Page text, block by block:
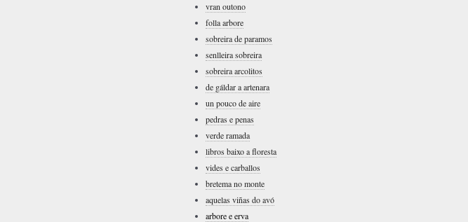
vran outono
folla arbore
sobreira de paramos
senlleira sobreira
sobreira arcolitos
de gáldar a artenara
un pouco de aire
pedras e penas
verde ramada
libros baixo a floresta
vides e carballos
bretema no monte
aquelas viñas do avó
arbore e erva